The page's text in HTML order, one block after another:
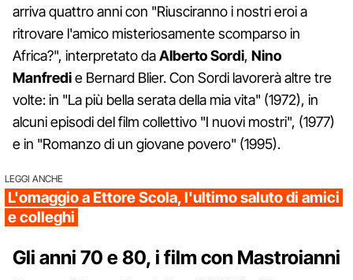
arriva quattro anni con "Riusciranno i nostri eroi a
ritrovare l'amico misteriosamente scomparso in
Africa?", interpretato daAlberto Sordi, Nino
Manfredie Bernard Blier. Con Sordi lavorerà altre tre
volte: in "La più bella serata della mia vita" (1972), in
alcuni episodi del film collettivo "I nuovi mostri", (1977)
e in "Romanzo di un giovane povero" (1995).
LEGGI ANCHE
L'omaggio a Ettore Scola, l'ultimo saluto di amici
e colleghi
Gli anni 70 e 80, i film con Mastroianni